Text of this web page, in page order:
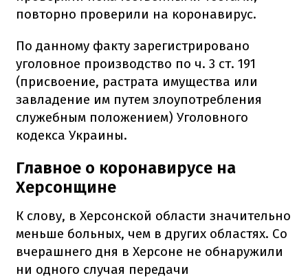
повторно проверили на коронавирус.
По данному факту зарегистрировано
уголовное производство по ч. 3 ст. 191
(присвоение, растрата имущества или
завладение им путем злоупотребления
служебным положением) Уголовного
кодекса Украины.
Главное о коронавирусе на
Херсонщине
К слову, в Херсонской области значительно
меньше больных, чем в других областях. Со
вчерашнего дня в Херсоне не обнаружили
ни одного случая передачи